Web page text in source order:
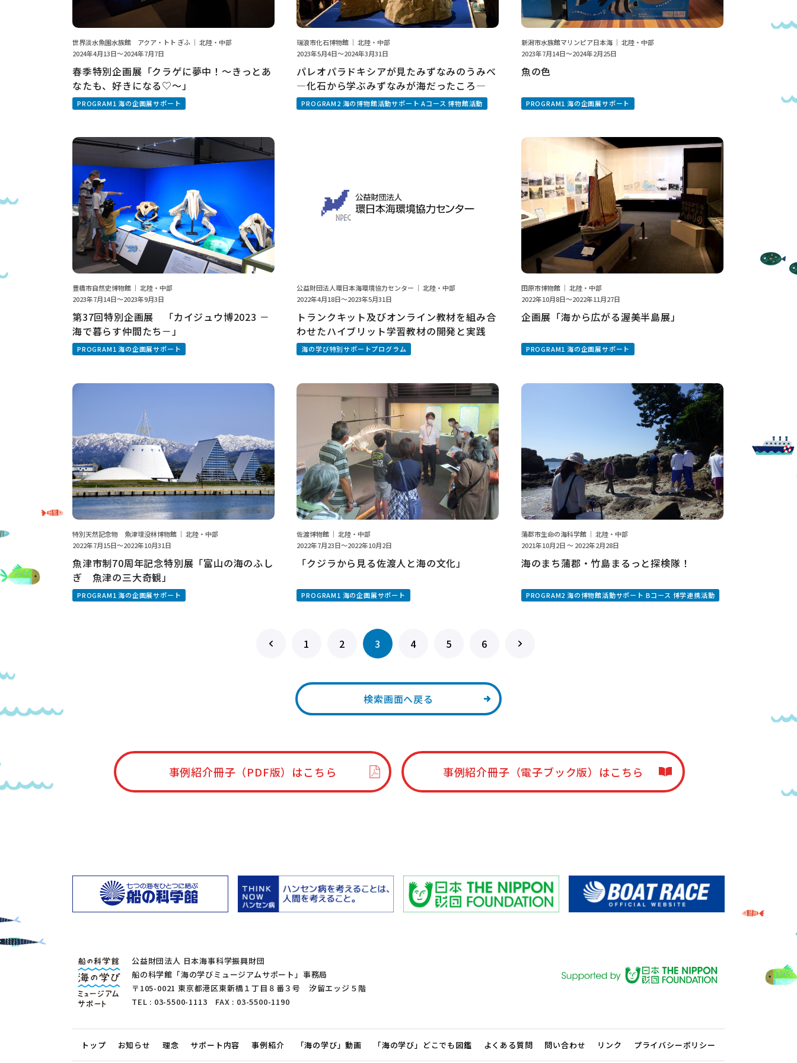
世界淡水魚園水族館 アクア・トト ぎふ ｜ 北陸・中部
2024年4月13日～2024年7月7日
春季特別企画展「クラゲに夢中！～きっとあ
なたも、好きになる♡～」
PROGRAM1 海の企画展サポート
瑞浪市化石博物館 ｜ 北陸・中部
2023年5月4日～2024年3月31日
パレオパラドキシアが見たみずなみのうみべ
―化石から学ぶみずなみが海だったころ―
PROGRAM2 海の博物館活動サポート Aコース 博物館活動
新潟市水族館マリンピア日本海 ｜ 北陸・中部
2023年7月14日～2024年2月25日
魚の色
PROGRAM1 海の企画展サポート
豊橋市自然史博物館 ｜ 北陸・中部
2023年7月14日～2023年9月3日
第37回特別企画展 「カイジュウ博2023 －
海で暮らす仲間たち－」
PROGRAM1 海の企画展サポート
公益財団法人環日本海環境協力センター ｜ 北陸・中部
2022年4月18日～2023年5月31日
トランクキット及びオンライン教材を組み合
わせたハイブリット学習教材の開発と実践
海の学び特別サポートプログラム
田原市博物館 ｜ 北陸・中部
2022年10月8日～2022年11月27日
企画展「海から広がる渥美半島展」
PROGRAM1 海の企画展サポート
特別天然記念物 魚津埋没林博物館 ｜ 北陸・中部
2022年7月15日～2022年10月31日
魚津市制70周年記念特別展「富山の海のふし
ぎ 魚津の三大奇観」
PROGRAM1 海の企画展サポート
佐渡博物館 ｜ 北陸・中部
2022年7月23日～2022年10月2日
「クジラから見る佐渡人と海の文化」
PROGRAM1 海の企画展サポート
蒲郡市生命の海科学館 ｜ 北陸・中部
2021年10月2日 ～ 2022年2月28日
海のまち蒲郡・竹島まるっと探検隊！
PROGRAM2 海の博物館活動サポート Bコース 博学連携活動
1 2 3 4 5 6
検索画面へ戻る
事例紹介冊子（PDF版）はこちら 事例紹介冊子（電子ブック版）はこちら
公益財団法人 日本海事科学振興財団
船の科学館「海の学びミュージアムサポート」事務局
〒105-0021 東京都港区東新橋１丁目８番３号 汐留エッジ５階
TEL : 03-5500-1113 FAX : 03-5500-1190
トップ お知らせ 理念 サポート内容 事例紹介 「海の学び」動画 「海の学び」どこでも図鑑 よくある質問 問い合わせ リンク プライバシーポリシー